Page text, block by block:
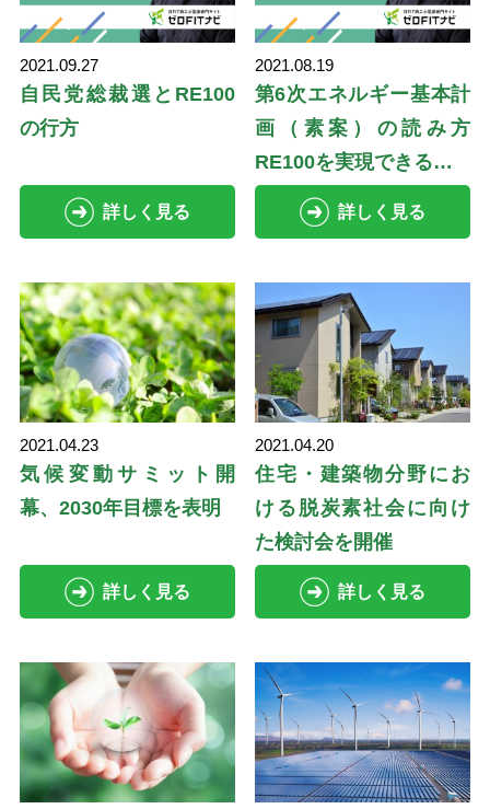
2021.09.27
自民党総裁選とRE100
の行方
詳しく見る
2021.08.19
第6次エネルギー基本計
画（素案）の読み方
RE100を実現できる…
詳しく見る
2021.04.23
気候変動サミット開
幕、2030年目標を表明
詳しく見る
2021.04.20
住宅・建築物分野にお
ける脱炭素社会に向け
た検討会を開催
詳しく見る